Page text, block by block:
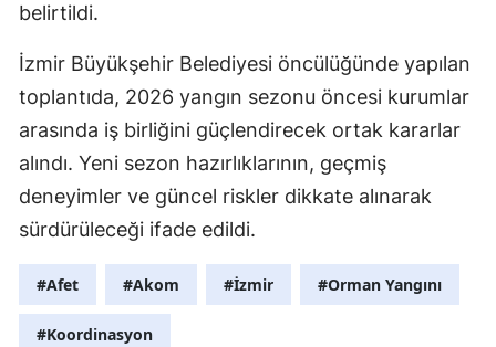
belirtildi.
İzmir Büyükşehir Belediyesi öncülüğünde yapılan
toplantıda, 2026 yangın sezonu öncesi kurumlar
arasında iş birliğini güçlendirecek ortak kararlar
alındı. Yeni sezon hazırlıklarının, geçmiş
deneyimler ve güncel riskler dikkate alınarak
sürdürüleceği ifade edildi.
#Afet #Akom #İzmir #Orman Yangını
#Koordinasyon